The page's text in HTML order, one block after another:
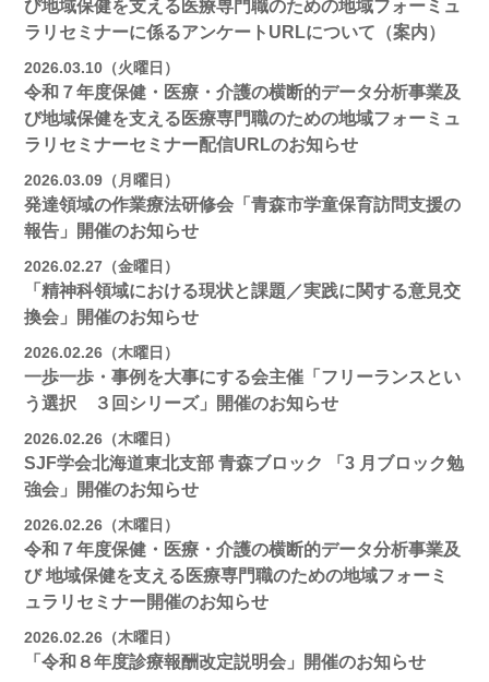
び地域保健を支える医療専門職のための地域フォーミュ
ラリセミナーに係るアンケートURLについて（案内）
2026.03.10（火曜日）
令和７年度保健・医療・介護の横断的データ分析事業及
び地域保健を支える医療専門職のための地域フォーミュ
ラリセミナーセミナー配信URLのお知らせ
2026.03.09（月曜日）
発達領域の作業療法研修会「青森市学童保育訪問支援の
報告」開催のお知らせ
2026.02.27（金曜日）
「精神科領域における現状と課題／実践に関する意見交
換会」開催のお知らせ
2026.02.26（木曜日）
一歩一歩・事例を大事にする会主催「フリーランスとい
う選択 ３回シリーズ」開催のお知らせ
2026.02.26（木曜日）
SJF学会北海道東北支部 ⻘森ブロック 「3 月ブロック勉
強会」開催のお知らせ
2026.02.26（木曜日）
令和７年度保健・医療・介護の横断的データ分析事業及
び 地域保健を支える医療専門職のための地域フォーミ
ュラリセミナー開催のお知らせ
2026.02.26（木曜日）
「令和８年度診療報酬改定説明会」開催のお知らせ